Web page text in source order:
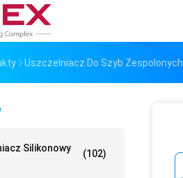
Uszczelniacz Do Szyb Zespolonych
Silikonowy
(102)